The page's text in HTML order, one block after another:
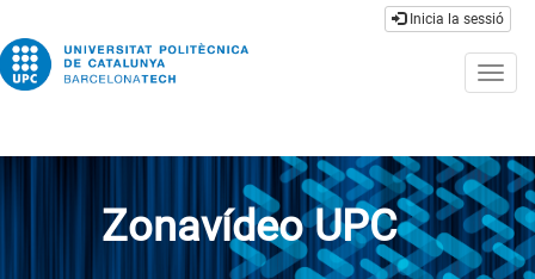
Inicia la sessió
Zonavídeo UPC